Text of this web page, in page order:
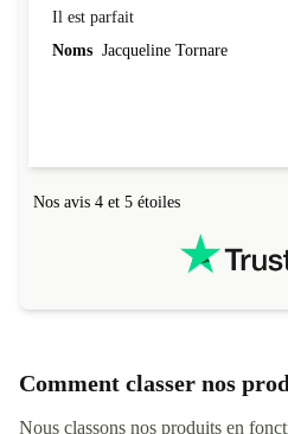
Il est parfait
Noms Jacqueline Tornare
Nos avis 4 et 5 étoiles
Comment classer nos
Nous classons nos produits en